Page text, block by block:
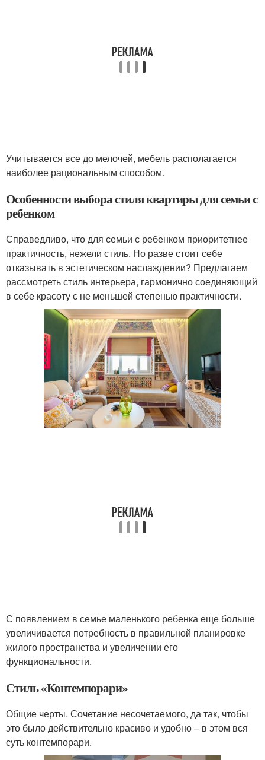
Учитывается все до мелочей, мебель располагается
наиболее рациональным способом.
Особенности выбора стиля квартиры для семьи с
ребенком
Справедливо, что для семьи с ребенком приоритетнее
практичность, нежели стиль. Но разве стоит себе
отказывать в эстетическом наслаждении? Предлагаем
рассмотреть стиль интерьера, гармонично соединяющий
в себе красоту с не меньшей степенью практичности.
С появлением в семье маленького ребенка еще больше
увеличивается потребность в правильной планировке
жилого пространства и увеличении его
функциональности.
Стиль «Контемпорари»
Общие черты. Сочетание несочетаемого, да так, чтобы
это было действительно красиво и удобно – в этом вся
суть контемпорари.